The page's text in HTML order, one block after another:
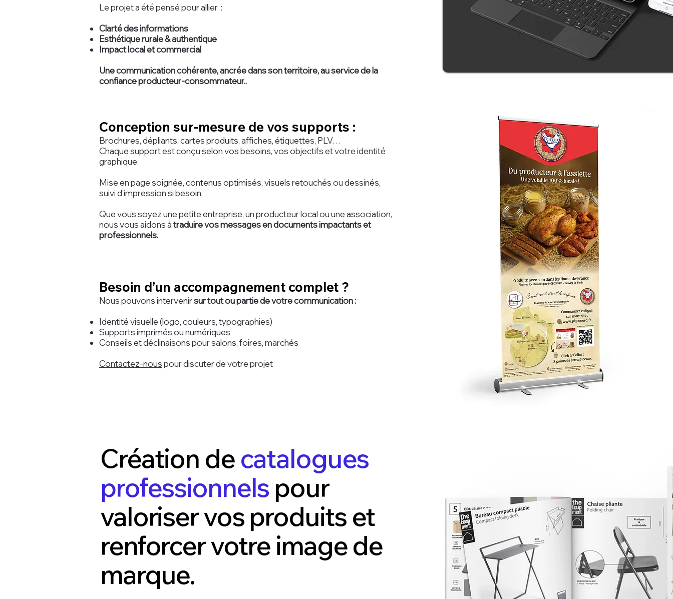
Le projet a été pensé pour allier :
Clarté des informations
Esthétique rurale & authentique
Impact local et commercial
Une communication cohérente, ancrée dans son territoire, au service de la
confiance producteur-consommateur..
Conception sur-mesure de vos supports :​​
Brochures, dépliants, cartes produits, affiches, étiquettes, PLV…
Chaque support est conçu selon vos besoins, vos objectifs et votre identité
graphique.
Mise en page soignée, contenus optimisés, visuels retouchés ou dessinés,
suivi d’impression si besoin.
Que vous soyez une petite entreprise, un producteur local ou une association,
nous vous aidons àtraduire vos messages en documents impactants et
professionnels.
​Besoin d’un accompagnement complet ?
Nous pouvons intervenirsur tout ou partie de votre communication :
Identité visuelle (logo, couleurs, typographies)
Supports imprimés ou numériques
Conseils et déclinaisons pour salons, foires, marchés
Contactez-nouspour discuter de votre projet
Création decatalogues
professionnels pour
valoriser vos produits et
renforcer votre image de
marque.